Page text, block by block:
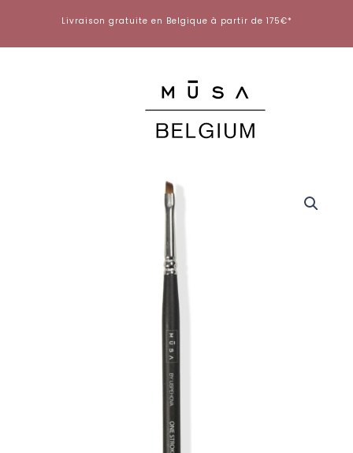
contenu
Livraison gratuite en Belgique à partir de 175€*